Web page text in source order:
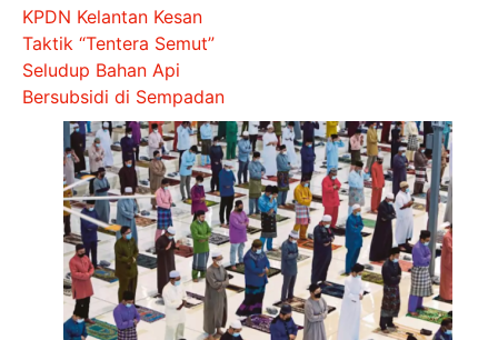
KPDN Kelantan Kesan
Taktik “Tentera Semut”
Seludup Bahan Api
Bersubsidi di Sempadan